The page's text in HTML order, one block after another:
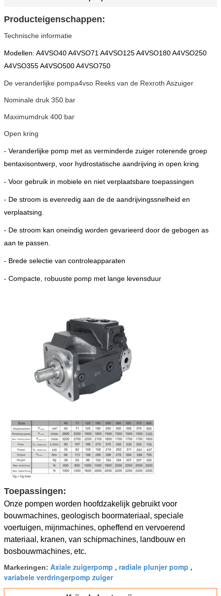
Producteigenschappen:
Technische informatie
Modellen: A4VSO40 A4VSO71 A4VSO125 A4VSO180 A4VSO250
A4VSO355 A4VSO500 A4VSO750
De veranderlijke pompa4vso Reeks van de Rexroth Aszuiger
Nominale druk 350 bar
Maximumdruk 400 bar
Open kring
- Veranderlijke pomp met as verminderde zuiger roterende groep
bentaxisontwerp, voor hydrostatische aandrijving in open kring
- Voor gebruik in mobiele en niet verplaatsbare toepassingen
- De stroom is evenredig aan de de aandrijvingssnelheid en
verplaatsing.
- De stroom kan oneindig worden gevarieerd door de gebogen as
aan te passen.
- Brede selectie van controleapparaten
- Compacte, robuuste pomp met lange levensduur
Toepassingen:
Onze pompen worden hoofdzakelijk gebruikt voor
bouwmachines, geologisch boormateriaal, speciale
voertuigen, mijnmachines, opheffend en vervoerend
materiaal, kranen, van schipmachines, landbouw en
bosbouwmachines, etc.
Markeringen: Axiale zuigerpomp , radiale plunjer pomp ,
variabele verdringerpomp zuiger